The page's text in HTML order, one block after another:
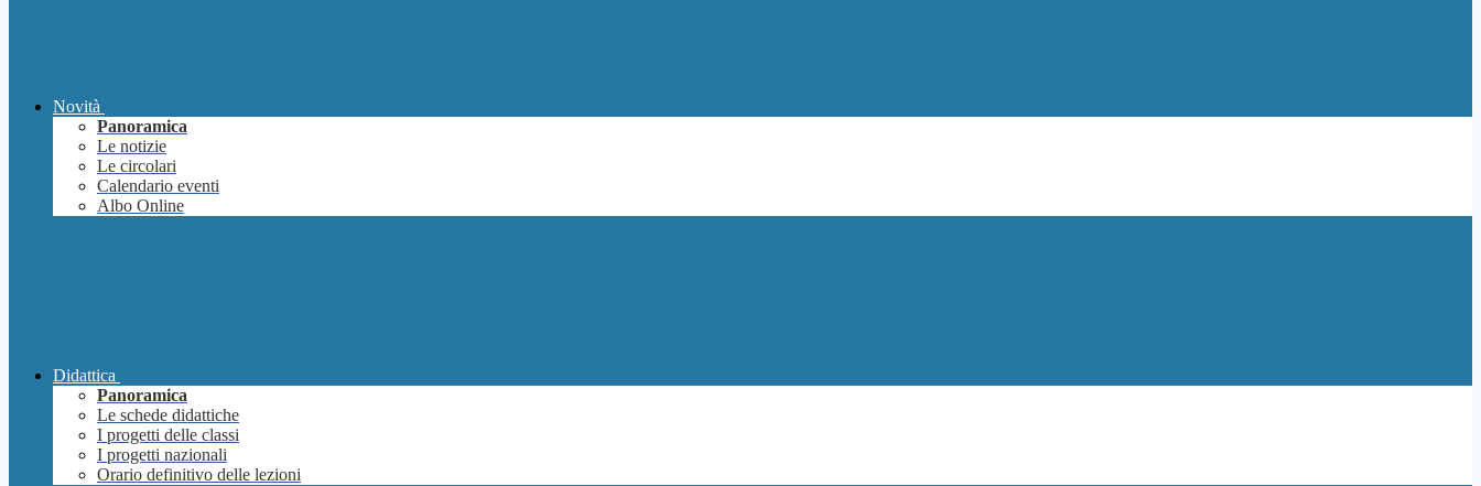
Novità
Panoramica
Le notizie
Le circolari
Calendario eventi
Albo Online
Didattica
Panoramica
Le schede didattiche
I progetti delle classi
I progetti nazionali
Orario definitivo delle lezioni